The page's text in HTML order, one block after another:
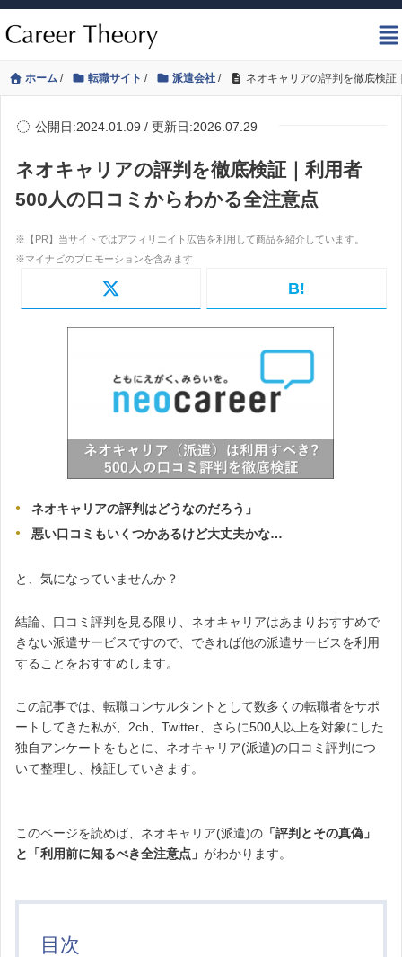
ホーム / 転職サイト / 派遣会社 / ネオキャリアの評判を徹底検
公開日:2024.01.09 / 更新日:2026.07.29
ネオキャリアの評判を徹底検証｜利用者
500人の口コミからわかる全注意点
B!
ネオキャリアの評判はどうなのだろう」
悪い口コミもいくつかあるけど大丈夫かな…
と、気になっていませんか？
結論、口コミ評判を見る限り、ネオキャリアはあまりおすすめで
きない派遣サービスですので、できれば他の派遣サービスを利用
することをおすすめします。
この記事では、転職コンサルタントとして数多くの転職者をサポ
ートしてきた私が、2ch、Twitter、さらに500人以上を対象にした
独自アンケートをもとに、ネオキャリア(派遣)の口コミ評判につ
いて整理し、検証していきます。
このページを読めば、ネオキャリア(派遣)の 「評判とその真偽」
と「利用前に知るべき全注意点」 がわかります。
目次